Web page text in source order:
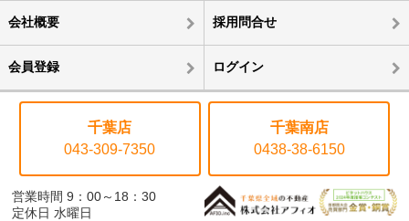
会社概要 採用問合せ
会員登録 ログイン
千葉店
043-309-7350
千葉南店
0438-38-6150
営業時間 9：00～18：30
定休日 水曜日